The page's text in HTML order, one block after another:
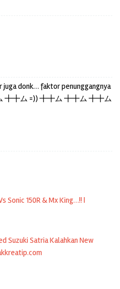
juga donk… faktor penunggangnya
ム ╋╋ム =)) ╋╋ム ╋╋ム ╋╋ム
Sonic 150R & Mx King…!! |
Suzuki Satria Kalahkan New